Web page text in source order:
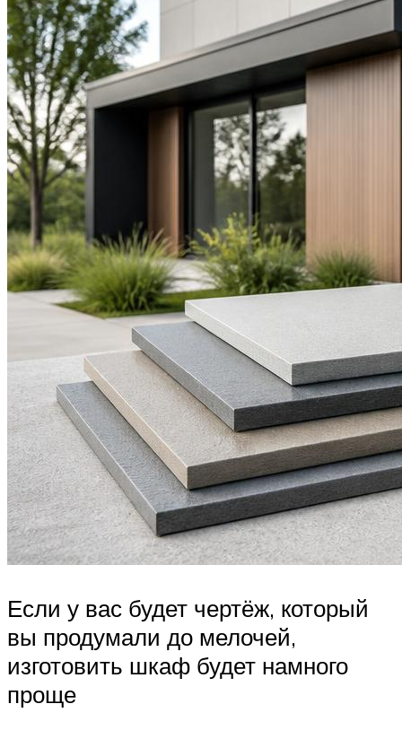
Если у вас будет чертёж, который
вы продумали до мелочей,
изготовить шкаф будет намного
проще